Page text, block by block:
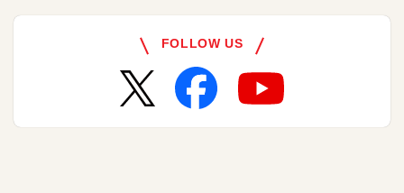
FOLLOW US